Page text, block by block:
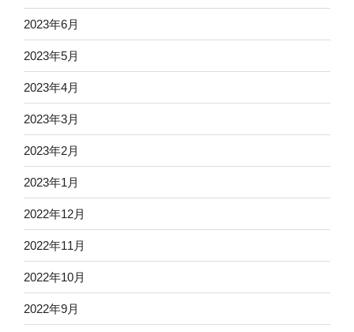
2023年6月
2023年5月
2023年4月
2023年3月
2023年2月
2023年1月
2022年12月
2022年11月
2022年10月
2022年9月